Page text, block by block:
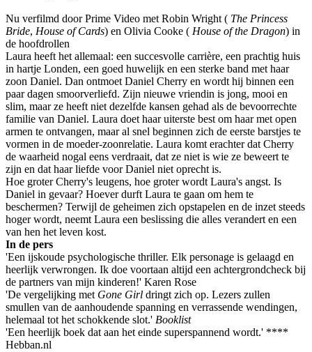
Nu verfilmd door Prime Video met Robin Wright ( The Princess
Bride, House of Cards) en Olivia Cooke ( House of the Dragon) in
de hoofdrollen
Laura heeft het allemaal: een succesvolle carrière, een prachtig huis
in hartje Londen, een goed huwelijk en een sterke band met haar
zoon Daniel. Dan ontmoet Daniel Cherry en wordt hij binnen een
paar dagen smoorverliefd. Zijn nieuwe vriendin is jong, mooi en
slim, maar ze heeft niet dezelfde kansen gehad als de bevoorrechte
familie van Daniel. Laura doet haar uiterste best om haar met open
armen te ontvangen, maar al snel beginnen zich de eerste barstjes te
vormen in de moeder-zoonrelatie. Laura komt erachter dat Cherry
de waarheid nogal eens verdraait, dat ze niet is wie ze beweert te
zijn en dat haar liefde voor Daniel niet oprecht is.
Hoe groter Cherry's leugens, hoe groter wordt Laura's angst. Is
Daniel in gevaar? Hoever durft Laura te gaan om hem te
beschermen? Terwijl de geheimen zich opstapelen en de inzet steeds
hoger wordt, neemt Laura een beslissing die alles verandert en een
van hen het leven kost.
In de pers
'Een ijskoude psychologische thriller. Elk personage is gelaagd en
heerlijk verwrongen. Ik doe voortaan altijd een achtergrondcheck bij
de partners van mijn kinderen!' Karen Rose
'De vergelijking met Gone Girl dringt zich op. Lezers zullen
smullen van de aanhoudende spanning en verrassende wendingen,
helemaal tot het schokkende slot.' Booklist
'Een heerlijk boek dat aan het einde superspannend wordt.' ****
Hebban.nl